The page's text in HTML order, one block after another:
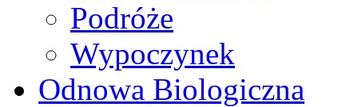
Podróże
Wypoczynek
Odnowa Biologiczna